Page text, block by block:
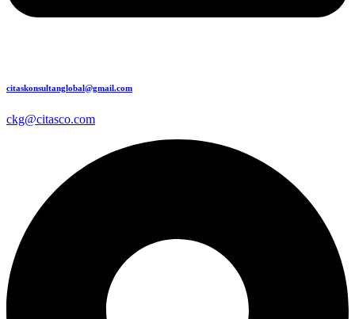
citaskonsultanglobal@gmail.com
ckg@citasco.com